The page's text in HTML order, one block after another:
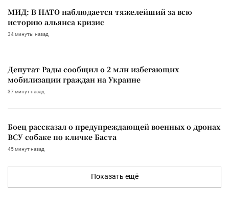
МИД: В НАТО наблюдается тяжелейший за всю
историю альянса кризис
34 минуты назад
Депутат Рады сообщил о 2 млн избегающих
мобилизации граждан на Украине
37 минут назад
Боец рассказал о предупреждающей военных о дронах
ВСУ собаке по кличке Баста
45 минут назад
Показать ещё